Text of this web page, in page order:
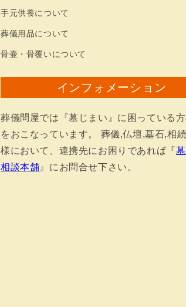
手元供養について
葬儀用品について
骨壷・骨覆いについて
インフォメーション
葬儀問屋では『墓じまい』に困っている
をおこなっています。 葬儀,仏壇,墓石,相
様において、連携先にお困りであれば『
相談本舗 』にお問合せ下さい。